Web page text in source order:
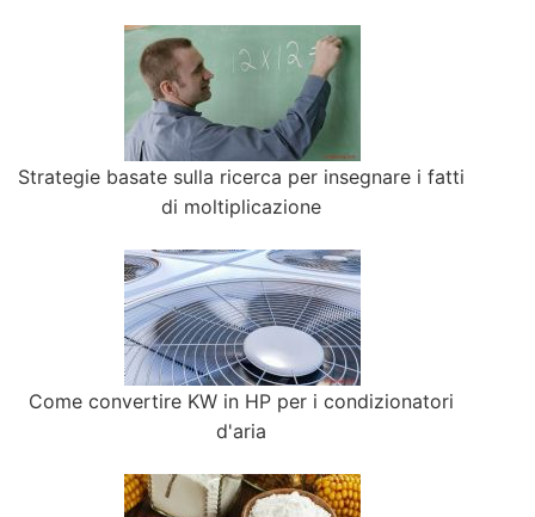
Strategie basate sulla ricerca per insegnare i fatti
di moltiplicazione
Come convertire KW in HP per i condizionatori
d'aria